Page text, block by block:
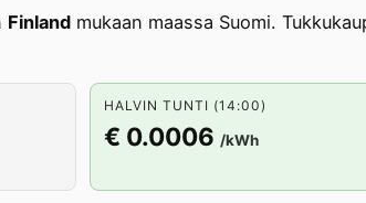
Finland mukaan maassa Suomi.
HALVIN TUNTI (14:00)
€ 0.0006 /kWh